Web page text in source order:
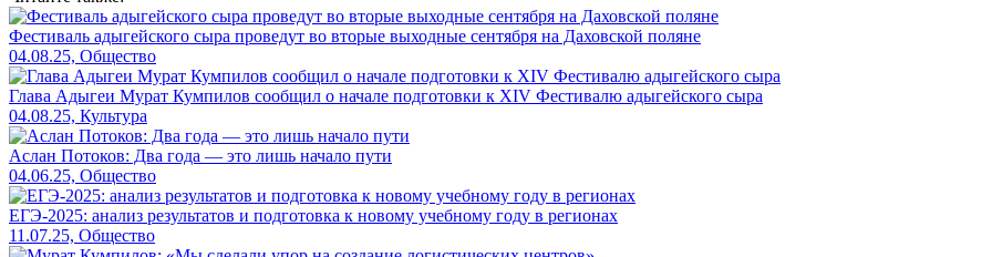
Фестиваль адыгейского сыра проведут во вторые выходные сентября на Даховской поляне
04.08.25, Общество
Глава Адыгеи Мурат Кумпилов сообщил о начале подготовки к XIV Фестивалю адыгейского сыра
04.08.25, Культура
Аслан Потоков: Два года — это лишь начало пути
04.06.25, Общество
ЕГЭ-2025: анализ результатов и подготовка к новому учебному году в регионах
11.07.25, Общество